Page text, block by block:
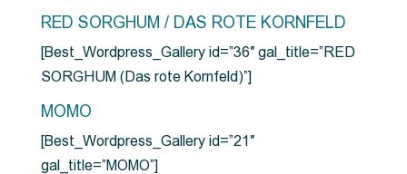
RED SORGHUM / DAS ROTE KORNFELD
[Best_Wordpress_Gallery id=”36″ gal_title=”RED
SORGHUM (Das rote Kornfeld)”]
MOMO
[Best_Wordpress_Gallery id=”21″
gal_title=”MOMO”]